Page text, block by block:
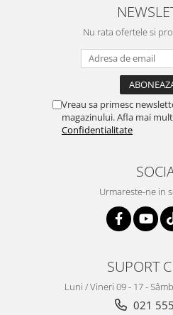
Nu rata ofertele si
Vreau sa primesc
magazinului. Afla mai
Confidentialitate
Urmareste-ne in
SUPORT
Luni / Vineri 09 - 17 -
021